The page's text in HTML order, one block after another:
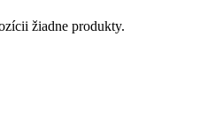
žiadne produkty.